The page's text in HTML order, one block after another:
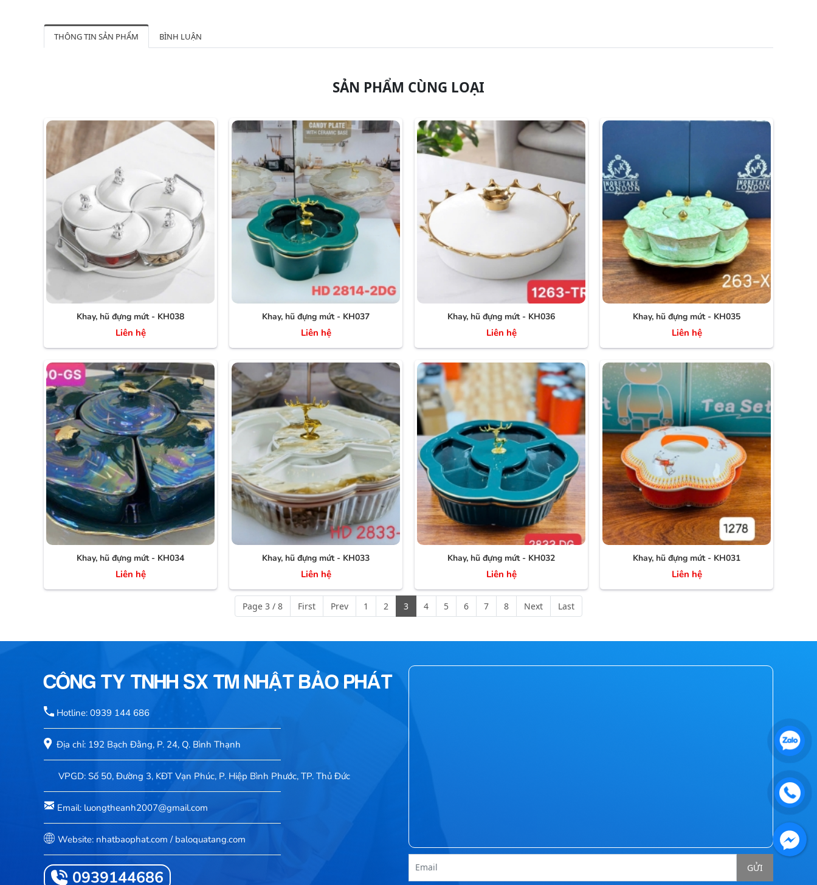
THÔNG TIN SẢN PHẨM BÌNH LUẬN
SẢN PHẨM CÙNG LOẠI
Khay, hũ đựng mứt - KH038
Liên hệ
Khay, hũ đựng mứt - KH037
Liên hệ
Khay, hũ đựng mứt - KH036
Liên hệ
Khay, hũ đựng mứt - KH035
Liên hệ
Khay, hũ đựng mứt - KH034
Liên hệ
Khay, hũ đựng mứt - KH033
Liên hệ
Khay, hũ đựng mứt - KH032
Liên hệ
Khay, hũ đựng mứt - KH031
Liên hệ
Page 3 / 8 First Prev 1 2 3 4 5 6 7 8 Next Last
CÔNG TY TNHH SX TM NHẬT BẢO PHÁT
Hotline: 0939 144 686
Địa chỉ: 192 Bạch Đằng, P. 24, Q. Bình Thạnh
VPGD: Số 50, Đường 3, KĐT Vạn Phúc, P. Hiệp Bình Phước, TP. Thủ Đức
Email: luongtheanh2007@gmail.com
Website: nhatbaophat.com / baloquatang.com
0939144686
Email